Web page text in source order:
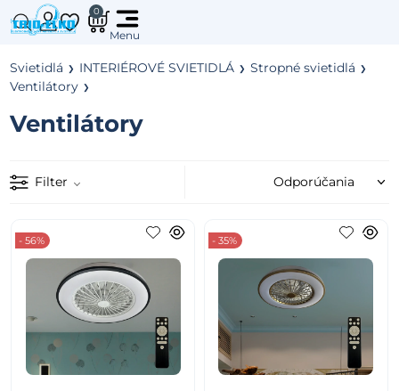
0
Svietidlá INTERIÉROVÉ SVIETIDLÁ
Stropné svietidlá
Ventilátory
Ventilátory
Filter
- 56% - 35%